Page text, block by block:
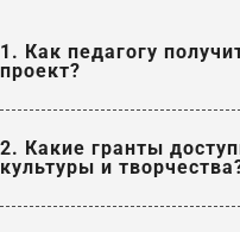
1. Как педагогу
проект?
2. Какие гранты
культуры и